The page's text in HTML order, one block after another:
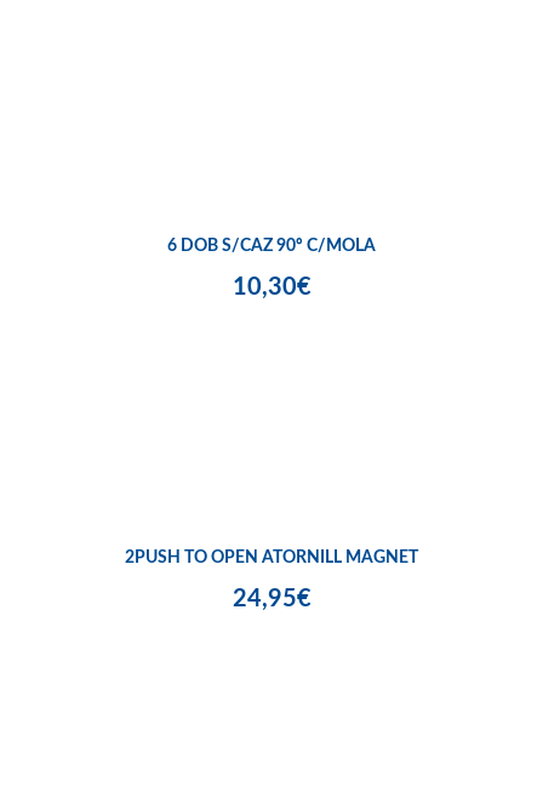
6 DOB S/CAZ 90º C/MOLA
10,30€
2PUSH TO OPEN ATORNILL MAGNET
24,95€